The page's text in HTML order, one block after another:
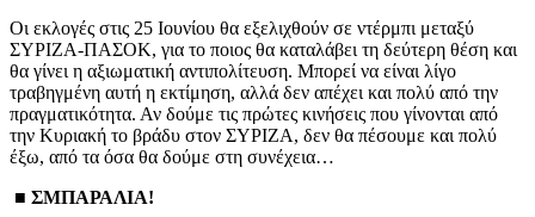
Οι εκλογές στις 25 Ιουνίου θα εξελιχθούν σε ντέρμπι μεταξύ
ΣΥΡΙΖΑ-ΠΑΣΟΚ, για το ποιος θα καταλάβει τη δεύτερη θέση και
θα γίνει η αξιωματική αντιπολίτευση. Μπορεί να είναι λίγο
τραβηγμένη αυτή η εκτίμηση, αλλά δεν απέχει και πολύ από την
πραγματικότητα. Αν δούμε τις πρώτες κινήσεις που γίνονται από
την Κυριακή το βράδυ στον ΣΥΡΙΖΑ, δεν θα πέσουμε και πολύ
έξω, από τα όσα θα δούμε στη συνέχεια…
■ ΣΜΠΑΡΑΛΙΑ!